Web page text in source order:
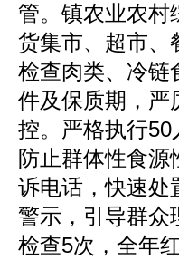
管。镇农业农村
货集市、超市、
检查肉类、冷链
件及保质期，严
控。严格执行
防止群体性食
诉电话，快速处
警示，引导群众
检查5次，全年